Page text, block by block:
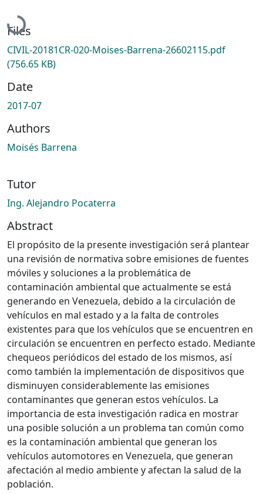
Loading...
Files
CIVIL-20181CR-020-Moises-Barrena-26602115.pdf
(756.65 KB)
Date
2017-07
Authors
Moisés Barrena
Tutor
Ing. Alejandro Pocaterra
Abstract
El propósito de la presente investigación será plantear
una revisión de normativa sobre emisiones de fuentes
móviles y soluciones a la problemática de
contaminación ambiental que actualmente se está
generando en Venezuela, debido a la circulación de
vehículos en mal estado y a la falta de controles
existentes para que los vehículos que se encuentren en
circulación se encuentren en perfecto estado. Mediante
chequeos periódicos del estado de los mismos, así
como también la implementación de dispositivos que
disminuyen considerablemente las emisiones
contaminantes que generan estos vehículos. La
importancia de esta investigación radica en mostrar
una posible solución a un problema tan común como
es la contaminación ambiental que generan los
vehículos automotores en Venezuela, que generan
afectación al medio ambiente y afectan la salud de la
población.